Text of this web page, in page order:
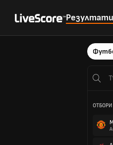
Резултати
ОТБОРИ